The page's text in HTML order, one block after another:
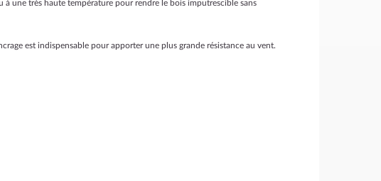
une très haute température pour rendre le bois imputrescible sans
est indispensable pour apporter une plus grande résistance au vent.